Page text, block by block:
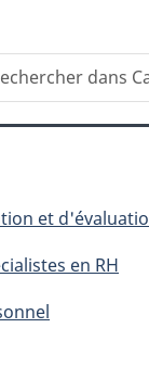
et
en RH